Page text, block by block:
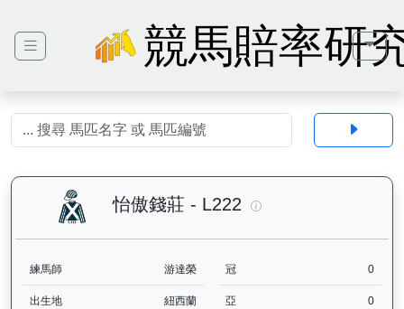
競馬賠率研
怡傲錢莊 - L222
練馬師 游達榮 冠 0
出生地 紐西蘭 亞 0